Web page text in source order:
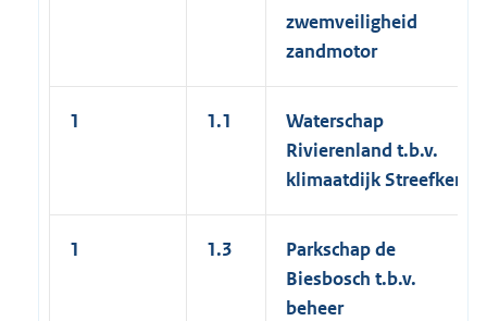
zwemveiligheid
zandmotor
1 1.1
Waterschap
Rivierenland t.b.v.
klimaatdijk Streefkerk
1 1.3
Parkschap de
Biesbosch t.b.v.
beheer